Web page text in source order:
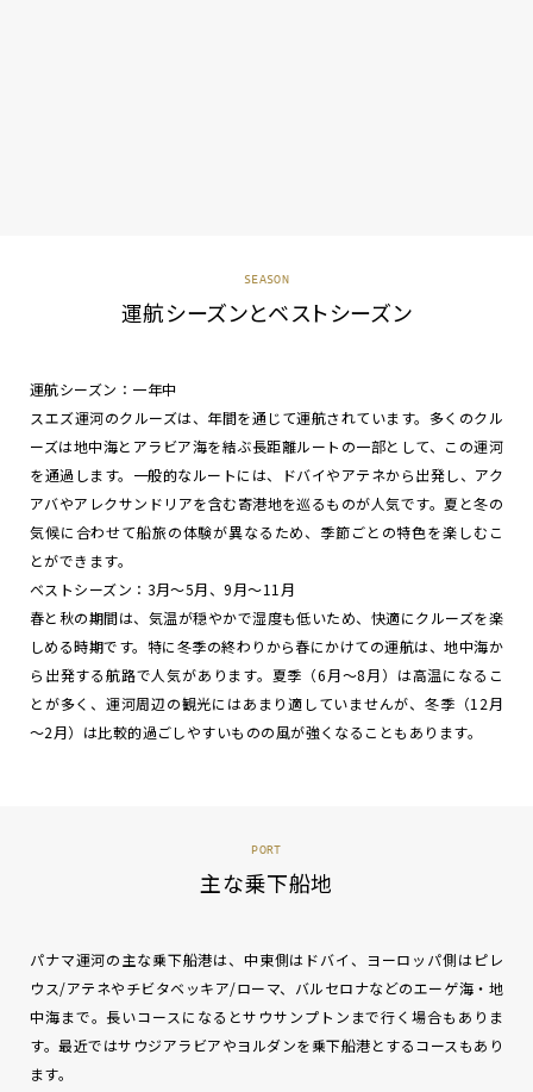
SEASON
運航シーズンとベストシーズン
運航シーズン：一年中
スエズ運河のクルーズは、年間を通じて運航されています。多くのクル
ーズは地中海とアラビア海を結ぶ長距離ルートの一部として、この運河
を通過します。一般的なルートには、ドバイやアテネから出発し、アク
アバやアレクサンドリアを含む寄港地を巡るものが人気です。夏と冬の
気候に合わせて船旅の体験が異なるため、季節ごとの特色を楽しむこ
とができます。
ベストシーズン：3月～5月、9月～11月
春と秋の期間は、気温が穏やかで湿度も低いため、快適にクルーズを楽
しめる時期です。特に冬季の終わりから春にかけての運航は、地中海か
ら出発する航路で人気があります。夏季（6月～8月）は高温になるこ
とが多く、運河周辺の観光にはあまり適していませんが、冬季（12月
～2月）は比較的過ごしやすいものの風が強くなることもあります。
PORT
主な乗下船地
パナマ運河の主な乗下船港は、中東側はドバイ、ヨーロッパ側はピレ
ウス/アテネやチビタベッキア/ローマ、バルセロナなどのエーゲ海・地
中海まで。長いコースになるとサウサンプトンまで行く場合もありま
す。最近ではサウジアラビアやヨルダンを乗下船港とするコースもあり
ます。